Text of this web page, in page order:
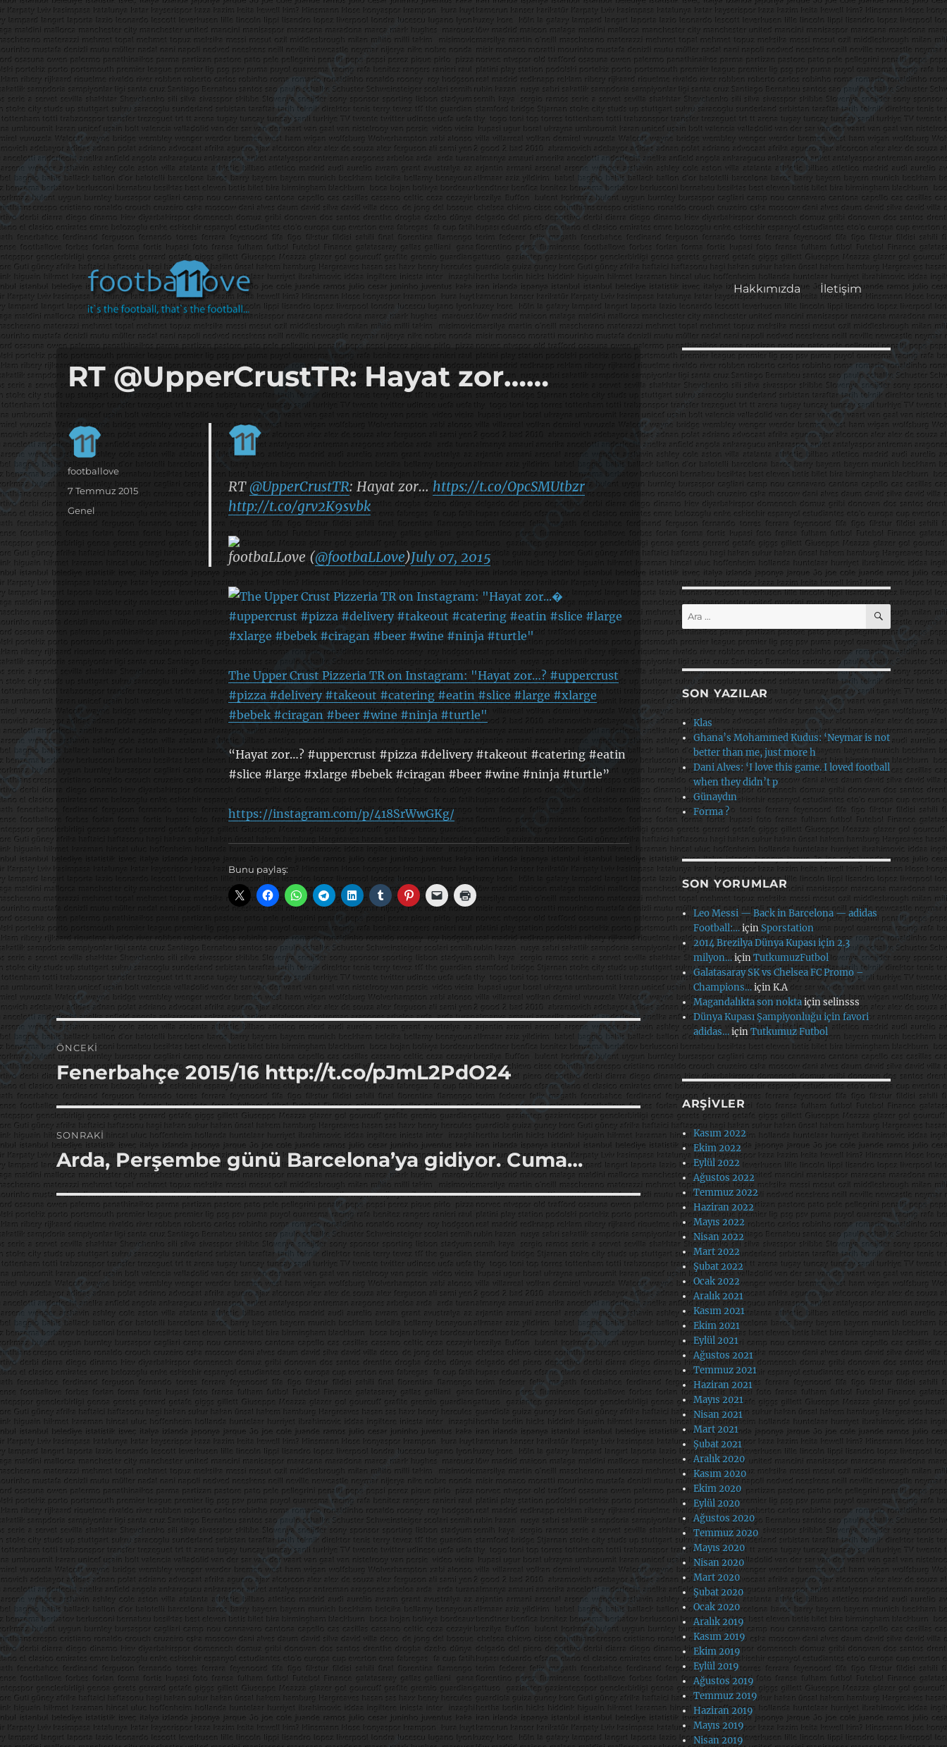
footbaLLove
it's the football, that's the football…
Hakkımızda İletişim
RT @UpperCrustTR: Hayat zor……
RT@UpperCrustTR: Hayat zor… https://t.co/OpcSMUtbzr
http://t.co/grv2K9svbk
footbaLLove (@footbaLLove)July 07, 2015
The Upper Crust Pizzeria TR on Instagram: "Hayat zor…? #uppercrust
#pizza #delivery #takeout #catering #eatin #slice #large #xlarge
#bebek #ciragan #beer #wine #ninja #turtle"
“Hayat zor…? #uppercrust #pizza #delivery #takeout #catering #eatin
#slice #large #xlarge #bebek #ciragan #beer #wine #ninja #turtle”
https://instagram.com/p/418SrWwGKg/
Bunu paylaş:
Yazar
footballove
Yayın
tarihi
7 Temmuz 2015
Kategoriler
Genel
Yazı
gezinmesi
ÖNCEKI
Önceki
yazı:
Fenerbahçe 2015/16 http://t.co/pJmL2PdO24
SONRAKI
Sonraki
yazı:
Arda, Perşembe günü Barcelona’ya gidiyor. Cuma…
Ara: ARA
SON YAZILAR
Klas
Ghana’s Mohammed Kudus: ‘Neymar is not
better than me, just more h
Dani Alves: ‘I love this game. I loved football
when they didn’t p
Günaydın
Forma ?
SON YORUMLAR
Leo Messi — Back in Barcelona — adidas
Football:…içinSporstation
2014 Brezilya Dünya Kupası için 2.3
milyon…içinTutkumuzFutbol
Galatasaray SK vs Chelsea FC Promo –
Champions…içinK.A
Magandalıkta son noktaiçinselinsss
Dünya Kupası Şampiyonluğu için favori
adidas…içinTutkumuz Futbol
ARŞIVLER
Kasım 2022
Ekim 2022
Eylül 2022
Ağustos 2022
Temmuz 2022
Haziran 2022
Mayıs 2022
Nisan 2022
Mart 2022
Şubat 2022
Ocak 2022
Aralık 2021
Kasım 2021
Ekim 2021
Eylül 2021
Ağustos 2021
Temmuz 2021
Haziran 2021
Mayıs 2021
Nisan 2021
Mart 2021
Şubat 2021
Aralık 2020
Kasım 2020
Ekim 2020
Eylül 2020
Ağustos 2020
Temmuz 2020
Mayıs 2020
Nisan 2020
Mart 2020
Şubat 2020
Ocak 2020
Aralık 2019
Kasım 2019
Ekim 2019
Eylül 2019
Ağustos 2019
Temmuz 2019
Haziran 2019
Mayıs 2019
Nisan 2019